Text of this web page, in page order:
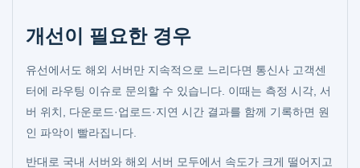
개선이 필요한 경우
유선에서도 해외 서버만 지속적으로 느리다면 통신사 고객센
터에 라우팅 이슈로 문의할 수 있습니다. 이때는 측정 시각, 서
버 위치, 다운로드·업로드·지연 시간 결과를 함께 기록하면 원
인 파악이 빨라집니다.
반대로 국내 서버와 해외 서버 모두에서 속도가 크게 떨어지고